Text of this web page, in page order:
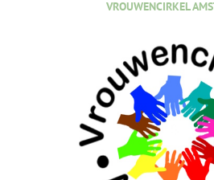
VROUWENCIRKEL